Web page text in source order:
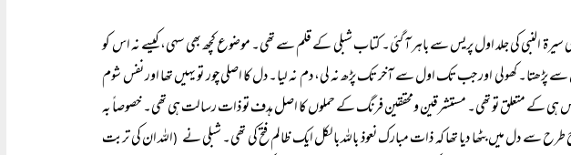
کی سیرۃ النبی کی جلد اول پریس سے باہر آ گئی۔ کتاب شبلی کے قلم سے تھی۔ موضوع کچھ بھی سہی، کیسے نہ اس کو
پڑھتا۔ کھولی اور جب تک اول سے آخر تک پڑھ نہ لی، دم نہ لیا۔ دل کا اصلی چور تو یہیں تھا اور نفس شوم
ہی کے متعلق تو تھی۔ مستشرقین ومحققین فرنگ کے حملوں کا اصل ہدف تو ذات رسالت ہی تھی۔ خصوصاً بہ
سے دل میں بٹھا دیا تھا کہ ذات مبارک نعوذ باللہ بالکل ایک ظالم فتح کی تھی۔ شبلی نے (اللہ ان کی تربت